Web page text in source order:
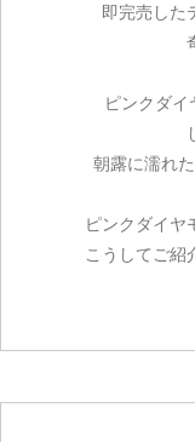
即完売した
ピンクダ
朝露に濡れ
ピンクダイヤ
こうしてご紹